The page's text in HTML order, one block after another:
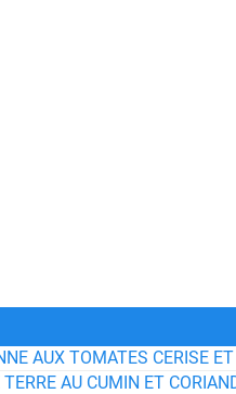
AUX TOMATES CERISE
AU CUMIN ET